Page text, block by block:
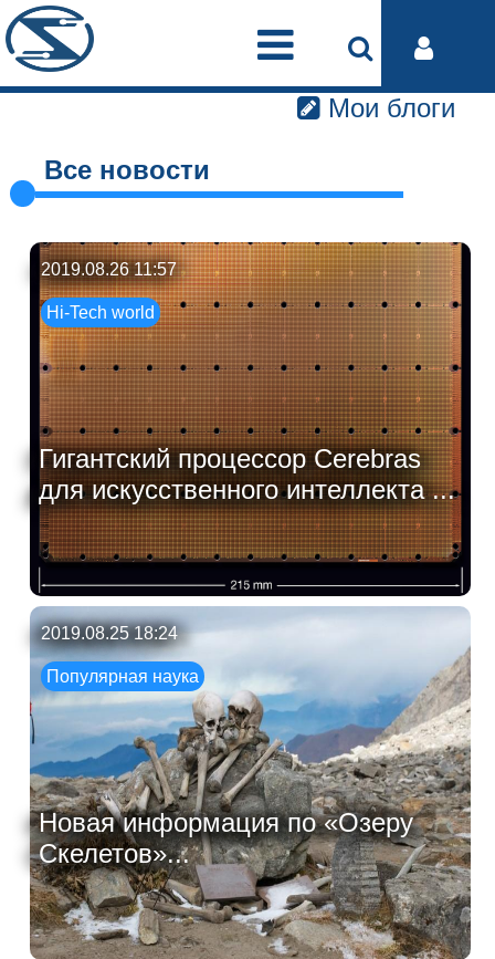
Мои блоги
Все новости
2019.08.26 11:57
Hi-Tech world
Гигантский процессор Cerebras
для искусственного интеллекта ...
2019.08.25 18:24
Популярная наука
Новая информация по «Озеру
Скелетов»...